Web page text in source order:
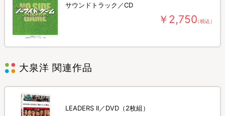
サウンドトラック／CD
￥2,750（税込）
大泉洋 関連作品
LEADERS II／DVD（2枚組）